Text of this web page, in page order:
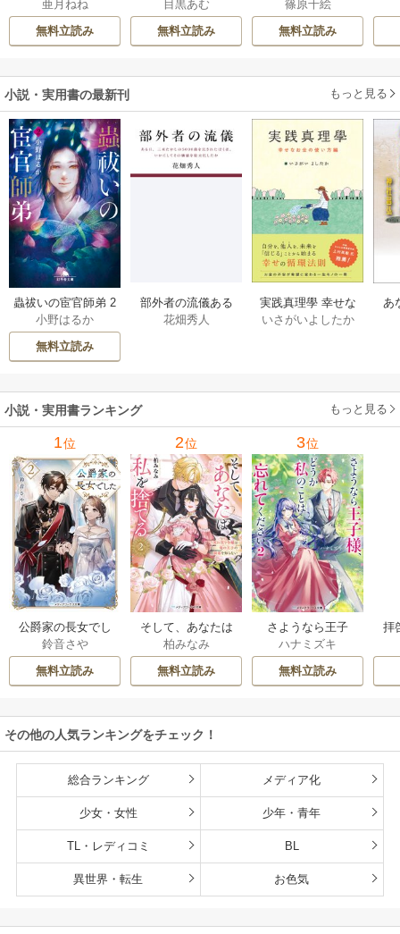
さん
亜月ねね
無料立読み
ん
目黒あむ
無料立読み
り
篠原千絵
無料立読み
小説・実用書の最新刊 もっと見る
蟲祓いの宦官師弟 2
巻
小野はるか
無料立読み
部外者の流儀ある
日、三木たかしの5
したか 1巻
花畑秀人
実践真理學 幸せな
お金の使い方編 1巻
いさがいよしたか
あ
小説・実用書ランキング もっと見る
1位
公爵家の長女でし
た
鈴音さや
無料立読み
2位
そして、あなたは
私を捨てる
柏みなみ
無料立読み
3位
さようなら王子
様、どうか私のこ
とは忘れてくださ
い
ハナミズキ
無料立読み
拝
その他の人気ランキングをチェック！
総合ランキング メディア化
少女・女性 少年・青年
TL・レディコミ BL
異世界・転生 お色気